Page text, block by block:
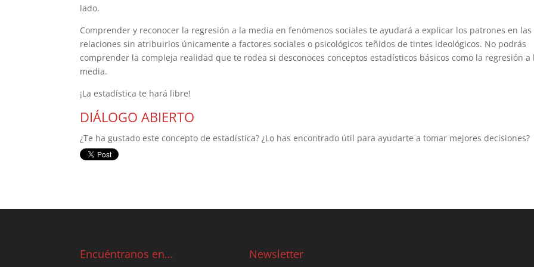
lado.
Comprender y reconocer la regresión a la media en fenómenos sociales te ayudará a explicar los patrones en las
relaciones sin atribuirlos únicamente a factores sociales o psicológicos teñidos de tintes ideológicos. No podrás
comprender la compleja realidad que te rodea si desconoces conceptos estadísticos básicos como la regresión a
media.
¡La estadística te hará libre!
DIÁLOGO ABIERTO
¿Te ha gustado este concepto de estadística? ¿Lo has encontrado útil para ayudarte a tomar mejores decisiones?
Encuéntranos en… Newsletter